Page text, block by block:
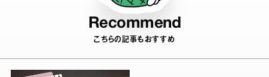
Recommend
こちらの記事もおすすめ